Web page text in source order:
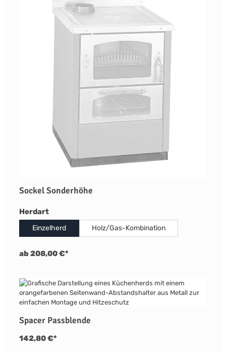
Sockel Sonderhöhe
Herdartauswählen
Einzelherd Holz/Gas-Kombination
ab 208,00 €*
Spacer Passblende
142,80 €*